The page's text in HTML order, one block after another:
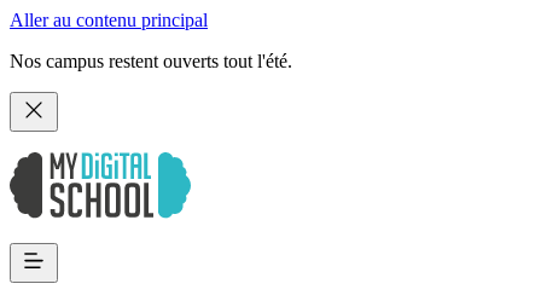
Aller au contenu principal
Nos campus restent ouverts tout l'été.